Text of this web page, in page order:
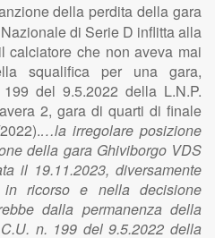
della perdita della gara
di Serie D inflitta alla
calciatore che non aveva mai
squalifica per una gara,
del 9.5.2022 della L.N.P.
2, gara di quarti di finale
…la irregolare posizione
della gara Ghiviborgo VDS
il 19.11.2023, diversamente
in ricorso e nella decisione
dalla permanenza della
n. 199 del 9.5.2022 della